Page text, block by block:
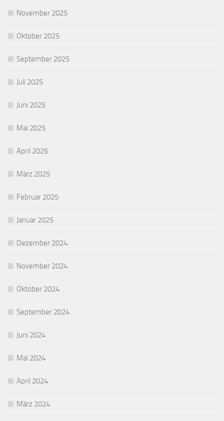
November 2025
Oktober 2025
September 2025
Juli 2025
Juni 2025
Mai 2025
April 2025
März 2025
Februar 2025
Januar 2025
Dezember 2024
November 2024
Oktober 2024
September 2024
Juni 2024
Mai 2024
April 2024
März 2024